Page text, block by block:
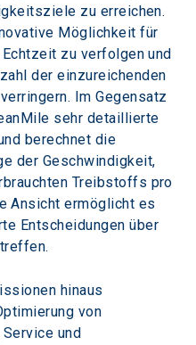
zu erreichen.
Möglichkeit für
zu verfolgen und
der einzureichenden
Im Gegensatz
sehr detaillierte
berechnet die
der Geschwindigkeit,
Treibstoffs pro
Ansicht ermöglicht es
Entscheidungen über
hinaus
von
und